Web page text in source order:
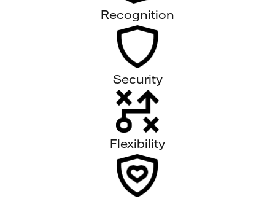
Recognition
Security
Flexibility